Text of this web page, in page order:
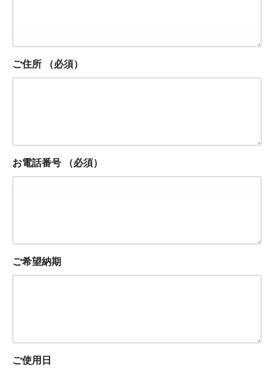
ご住所 （必須）
お電話番号 （必須）
ご希望納期
ご使用日